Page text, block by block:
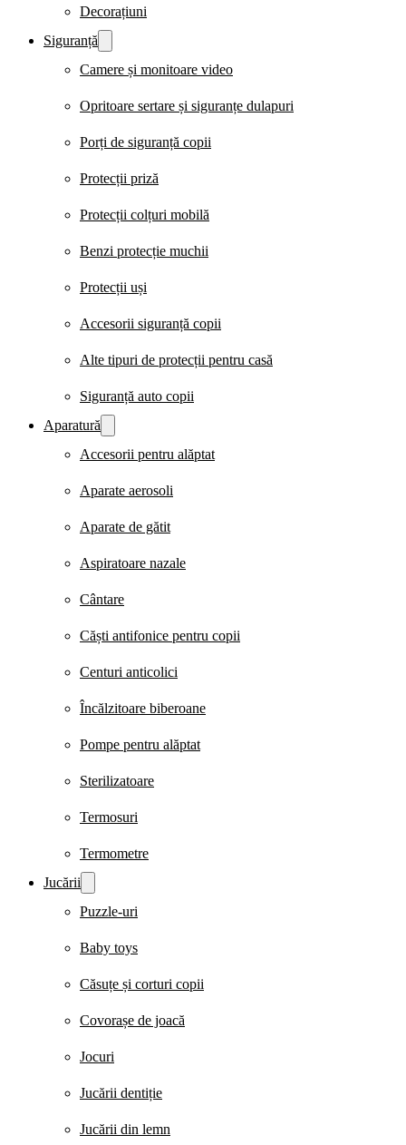
Decorațiuni
Siguranță
Camere și monitoare video
Opritoare sertare și siguranțe dulapuri
Porți de siguranță copii
Protecții priză
Protecții colțuri mobilă
Benzi protecție muchii
Protecții uși
Accesorii siguranță copii
Alte tipuri de protecții pentru casă
Siguranță auto copii
Aparatură
Accesorii pentru alăptat
Aparate aerosoli
Aparate de gătit
Aspiratoare nazale
Cântare
Căști antifonice pentru copii
Centuri anticolici
Încălzitoare biberoane
Pompe pentru alăptat
Sterilizatoare
Termosuri
Termometre
Jucării
Puzzle-uri
Baby toys
Căsuțe și corturi copii
Covorașe de joacă
Jocuri
Jucării dentiție
Jucării din lemn